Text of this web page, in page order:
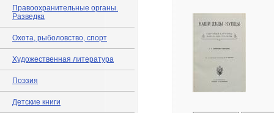
Правоохранительные органы.
Разведка
Охота, рыболовство, спорт
Художественная литература
Поэзия
Детские книги